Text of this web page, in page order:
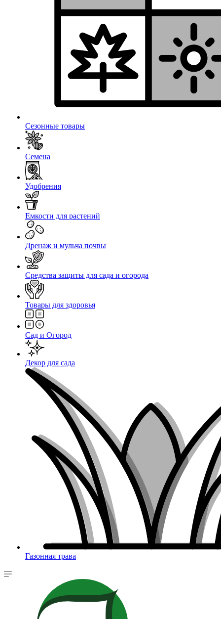
Сезонные товары
Семена
Удобрения
Емкости для растений
Дренаж и мульча почвы
Средства защиты для сада и огорода
Товары для здоровья
Сад и Огород
Декор для сада
Газонная трава